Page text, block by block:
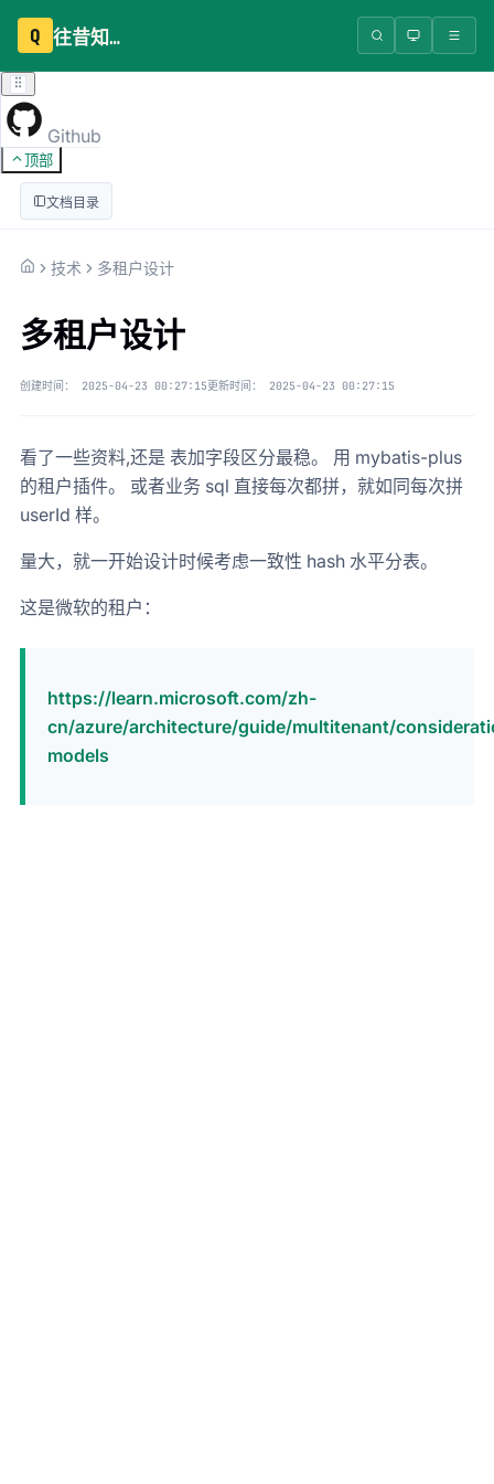
Q 往昔知识库
Github
顶部
文档目录
技术 多租户设计
多租户设计
创建时间： 2025-04-23 00:27:15更新时间： 2025-04-23 00:27:15
看了一些资料,还是 表加字段区分最稳。 用 mybatis-plus
的租户插件。 或者业务 sql 直接每次都拼，就如同每次拼
userId 样。
量大，就一开始设计时候考虑一致性 hash 水平分表。
这是微软的租户：
https://learn.microsoft.com/zh-
cn/azure/architecture/guide/multitenant/
models